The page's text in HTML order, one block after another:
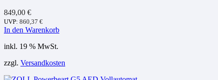
849,00 €
UVP: 860,37 €
In den Warenkorb
inkl. 19 % MwSt.
zzgl. Versandkosten